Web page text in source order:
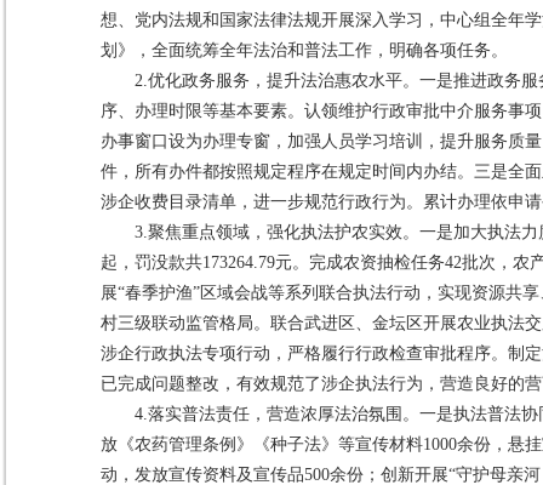
想、党内法规和国家法律法规开展深入学习，中心组全年
划》，全面统筹全年法治和普法工作，明确各项任务。
2.优化政务服务，提升法治惠农水平。一是推进政务
序、办理时限等基本要素。认领维护行政审批中介服务事
办事窗口设为办理专窗，加强人员学习培训，提升服务质
件，所有办件都按照规定程序在规定时间内办结。三是全
涉企收费目录清单，进一步规范行政行为。累计办理依申
3.聚焦重点领域，强化执法护农实效。一是加大执法
起，罚没款共173264.79元。完成农资抽检任务42批次，
展“春季护渔”区域会战等系列联合执法行动，实现资源共
村三级联动监管格局。联合武进区、金坛区开展农业执法
涉企行政执法专项行动，严格履行行政检查审批程序。制
已完成问题整改，有效规范了涉企执法行为，营造良好的
4.落实普法责任，营造浓厚法治氛围。一是执法普法
放《农药管理条例》《种子法》等宣传材料1000余份，悬
动，发放宣传资料及宣传品500余份；创新开展“守护母亲